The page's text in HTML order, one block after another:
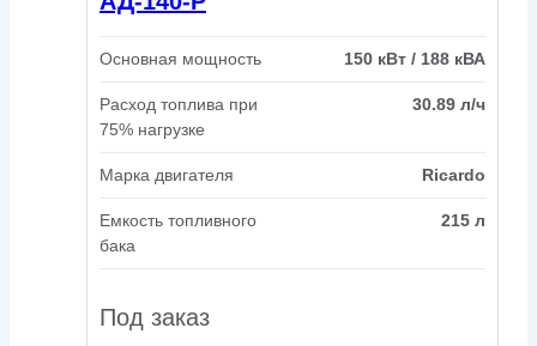
Основная мощность 150 кВт / 188 кВА
Расход топлива при
75% нагрузке
30.89 л/ч
Марка двигателя Ricardo
Емкость топливного
бака
215 л
Под заказ